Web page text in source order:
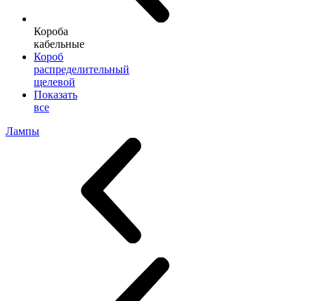
Короба
кабельные
Короб
распределительный
щелевой
Показать
все
Лампы